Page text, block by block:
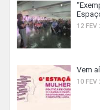
12 FEV
Vem
10 FEV